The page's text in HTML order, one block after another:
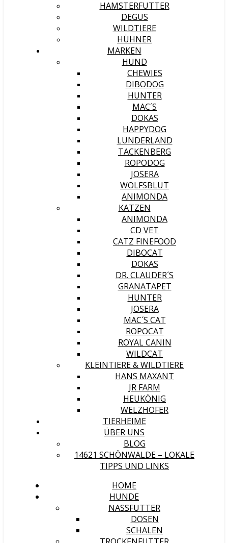
HAMSTERFUTTER
DEGUS
WILDTIERE
HÜHNER
MARKEN
HUND
CHEWIES
DIBODOG
HUNTER
MAC´S
DOKAS
HAPPYDOG
LUNDERLAND
TACKENBERG
ROPODOG
JOSERA
WOLFSBLUT
ANIMONDA
KATZEN
ANIMONDA
CD VET
CATZ FINEFOOD
DIBOCAT
DOKAS
DR. CLAUDER´S
GRANATAPET
HUNTER
JOSERA
MAC´S CAT
ROPOCAT
ROYAL CANIN
WILDCAT
KLEINTIERE & WILDTIERE
HANS MAXANT
JR FARM
HEUKÖNIG
WELZHOFER
TIERHEIME
ÜBER UNS
BLOG
14621 SCHÖNWALDE – LOKALE
TIPPS UND LINKS
HOME
HUNDE
NASSFUTTER
DOSEN
SCHALEN